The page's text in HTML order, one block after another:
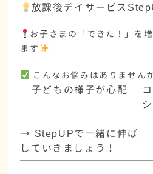
放課後デイサービス
お子さまの「できた！」を
ます
こんなお悩みはありません
子どもの様子が心配
→ StepUPで一緒に伸ば
していきましょう！